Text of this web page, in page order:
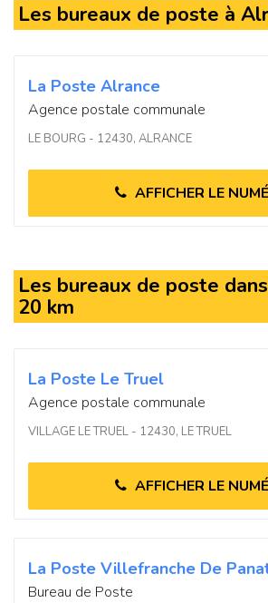
Les bureaux de poste à
La Poste Alrance
Agence postale communale
LE BOURG - 12430, ALRANCE
AFFICHER LE
Les bureaux de poste
20 km
La Poste Le Truel
Agence postale communale
VILLAGE LE TRUEL - 12430, LE TRUEL
AFFICHER LE
La Poste Villefranche De
Bureau de Poste